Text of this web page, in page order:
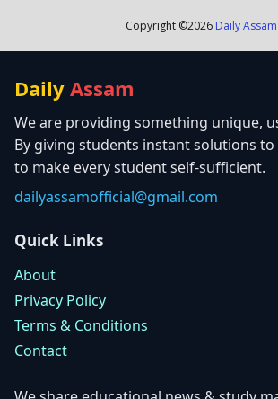
Copyright ©2026 Daily Assam
Daily Assam
We are providing something unique,
By giving students instant solutions
to make every student self-sufficient.
dailyassamofficial@gmail.com
Quick Links
About
Privacy Policy
Terms & Conditions
Contact